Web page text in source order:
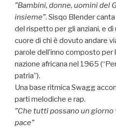
Bambini, donne, uomini del
insieme . Sisqo Blender
del rispetto per gli anziani, e
cuore di chi è dovuto andare
parole dell’inno composto per
nazione africana nel 1965
patria”).
Una base ritmica Swagg
parti melodiche e rap.
Che tutti possano un
pace